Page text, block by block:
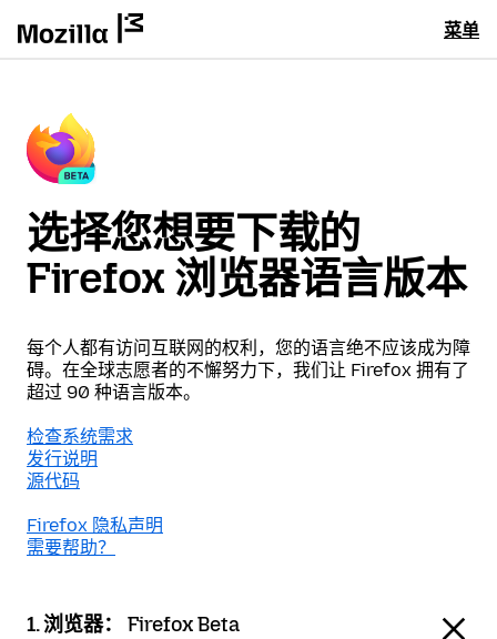
菜单
选择您想要下载的
Firefox 浏览器语言版本
每个人都有访问互联网的权利，您的语言绝不应该成为障
碍。在全球志愿者的不懈努力下，我们让 Firefox 拥有了
超过 90 种语言版本。
检查系统需求
发行说明
源代码
Firefox 隐私声明
需要帮助？
1. 浏览器： Firefox Beta